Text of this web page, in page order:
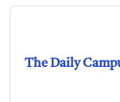
The Daily